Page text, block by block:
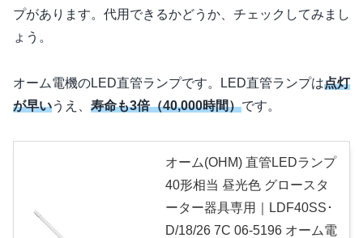
プがあります。代用できるかどうか、チェックしてみまし
ょう。
オーム電機のLED直管ランプです。LED直管ランプは点灯
が早いうえ、 寿命も3倍（40,000時間）です。
オーム(OHM) 直管LEDランプ
40形相当 昼光色 グロースタ
ーター器具専用｜LDF40SS･
D/18/26 7C 06-5196 オーム電